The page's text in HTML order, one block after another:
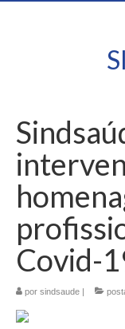
Covid-
por sindsaude |